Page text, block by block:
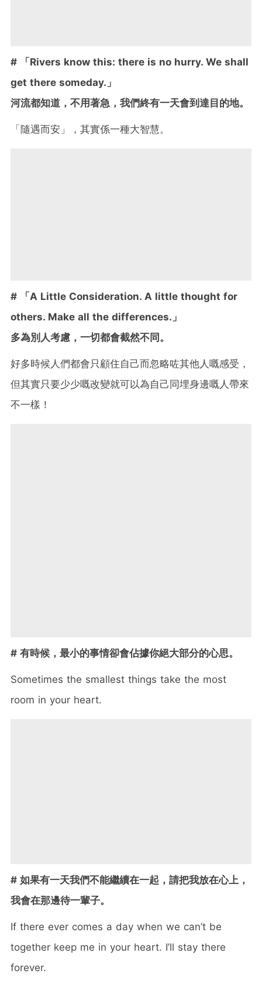
# 「Rivers know this: there is no hurry. We shall
get there someday.」
河流都知道，不用著急，我們終有一天會到達目的地。
「隨遇而安」，其實係一種大智慧。
# 「A Little Consideration. A little thought for
others. Make all the differences.」
多為別人考慮，一切都會截然不同。
好多時候人們都會只顧住自己而忽略咗其他人嘅感受，
但其實只要少少嘅改變就可以為自己同埋身邊嘅人帶來
不一樣！
# 有時候，最小的事情卻會佔據你絕大部分的心思。
Sometimes the smallest things take the most
room in your heart.
# 如果有一天我們不能繼續在一起，請把我放在心上，
我會在那邊待一輩子。
If there ever comes a day when we can’t be
together keep me in your heart. I’ll stay there
forever.